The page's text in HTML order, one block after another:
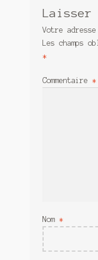
Laisser
Votre
Les champs
*
Commentaire *
Nom *